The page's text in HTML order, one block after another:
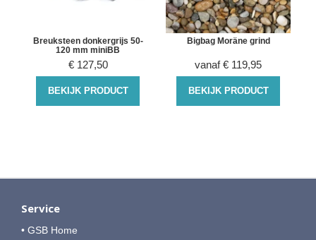
Breuksteen donkergrijs 50-
120 mm miniBB
€ 127,50
BEKIJK PRODUCT
Bigbag Moräne grind
vanaf € 119,95
BEKIJK PRODUCT
Service
• GSB Home